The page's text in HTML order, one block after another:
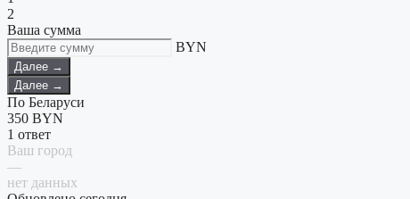
2
Ваша сумма
BYN
Далее →
Далее →
По Беларуси
350 BYN
1 ответ
Ваш город
—
нет данных